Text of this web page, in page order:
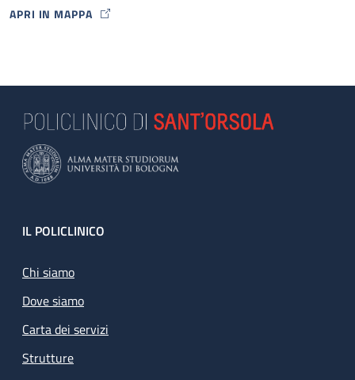
APRI IN MAPPA
MAP ICON
Footer
IL POLICLINICO
Chi siamo
Dove siamo
Carta dei servizi
Strutture